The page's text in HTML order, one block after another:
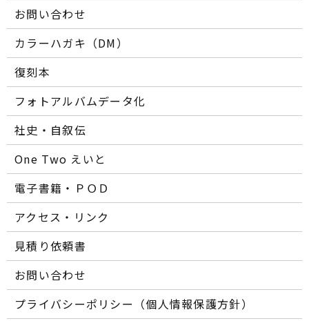
お問い合わせ
カラーハガキ（DM）
復刻本
フォトアルバムデータ化
社史・自叙伝
One Two えいと
電子書籍・ＰＯＤ
アクセス・リンク
見積り依頼書
お問い合わせ
プライバシーポリシー（個人情報保護方針）